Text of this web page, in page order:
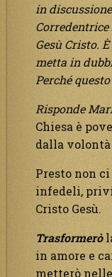
in
Corredentrice
Gesù Cristo.
metta in
Perché
Risponde
Chiesa è
dalla
Presto non
infedeli,
Cristo Gesù.
Trasformerò
in amore e
metterò